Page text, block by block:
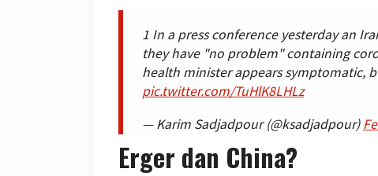
1 In a press conference yesterday an
they have "no problem" containing
health minister appears symptomatic,
pic.twitter.com/TuHlK8LHLz
— Karim Sadjadpour (@ksadjadpour)
Erger dan China?